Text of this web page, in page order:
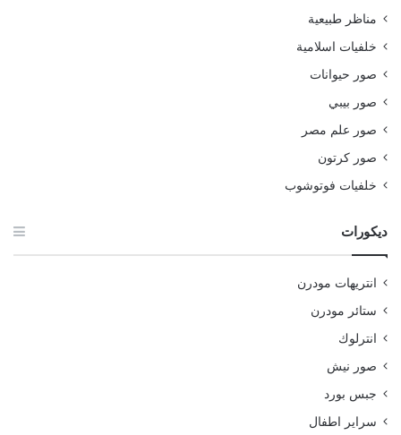
مناظر طبيعية
خلفيات اسلامية
صور حيوانات
صور بيبي
صور علم مصر
صور كرتون
خلفيات فوتوشوب
ديكورات
انتريهات مودرن
ستائر مودرن
انترلوك
صور نيش
جبس بورد
سراير اطفال